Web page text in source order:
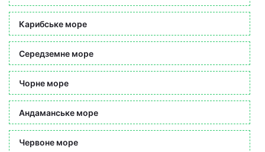
Карибське море
Середземне море
Чорне море
Андаманське море
Червоне море